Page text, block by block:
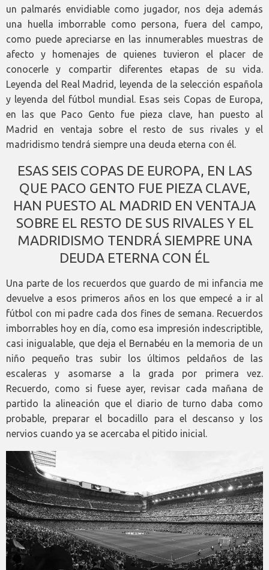
un palmarés envidiable como jugador, nos deja además
una huella imborrable como persona, fuera del campo,
como puede apreciarse en las innumerables muestras de
afecto y homenajes de quienes tuvieron el placer de
conocerle y compartir diferentes etapas de su vida.
Leyenda del Real Madrid, leyenda de la selección española
y leyenda del fútbol mundial. Esas seis Copas de Europa,
en las que Paco Gento fue pieza clave, han puesto al
Madrid en ventaja sobre el resto de sus rivales y el
madridismo tendrá siempre una deuda eterna con él.
ESAS SEIS COPAS DE EUROPA, EN LAS
QUE PACO GENTO FUE PIEZA CLAVE,
HAN PUESTO AL MADRID EN VENTAJA
SOBRE EL RESTO DE SUS RIVALES Y EL
MADRIDISMO TENDRÁ SIEMPRE UNA
DEUDA ETERNA CON ÉL
Una parte de los recuerdos que guardo de mi infancia me
devuelve a esos primeros años en los que empecé a ir al
fútbol con mi padre cada dos fines de semana. Recuerdos
imborrables hoy en día, como esa impresión indescriptible,
casi inigualable, que deja el Bernabéu en la memoria de un
niño pequeño tras subir los últimos peldaños de las
escaleras y asomarse a la grada por primera vez.
Recuerdo, como si fuese ayer, revisar cada mañana de
partido la alineación que el diario de turno daba como
probable, preparar el bocadillo para el descanso y los
nervios cuando ya se acercaba el pitido inicial.